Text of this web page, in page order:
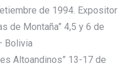
de 1994. Expositor
de Montaña” 4,5 y 6 de
Bolivia
Altoandinos” 13-17 de